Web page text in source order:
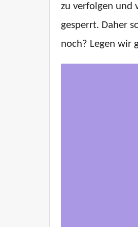
zu verfolgen und
gesperrt. Daher
noch? Legen wir